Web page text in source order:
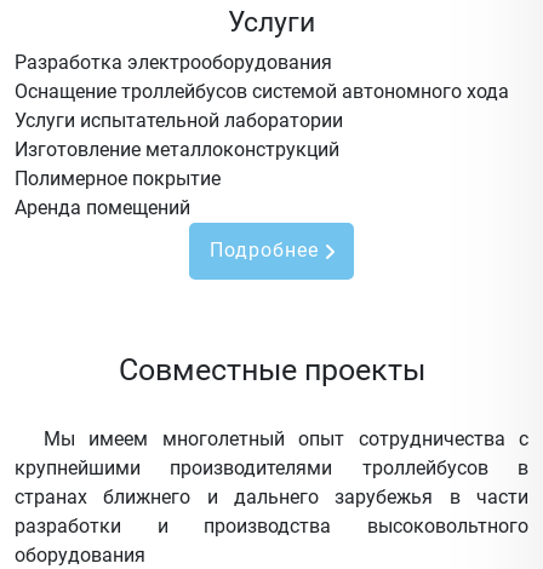
Услуги
Разработка электрооборудования
Оснащение троллейбусов системой автономного хода
Услуги испытательной лаборатории
Изготовление металлоконструкций
Полимерное покрытие
Аренда помещений
Подробнее
Совместные проекты
Мы имеем многолетный опыт сотрудничества с
крупнейшими производителями троллейбусов в
странах ближнего и дальнего зарубежья в части
разработки и производства высоковольтного
оборудования